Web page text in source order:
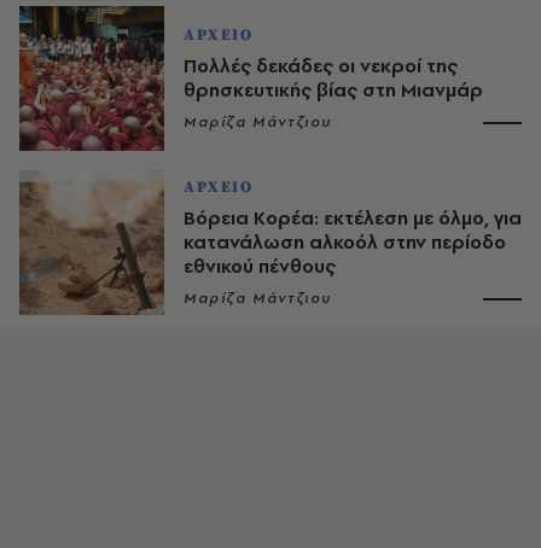
ΑΡΧΕΙΟ
Πολλές δεκάδες οι νεκροί της
θρησκευτικής βίας στη Μιανμάρ
Μαρίζα Μάντζιου
ΑΡΧΕΙΟ
Βόρεια Κορέα: εκτέλεση με όλμο, για
κατανάλωση αλκοόλ στην περίοδο
εθνικού πένθους
Μαρίζα Μάντζιου